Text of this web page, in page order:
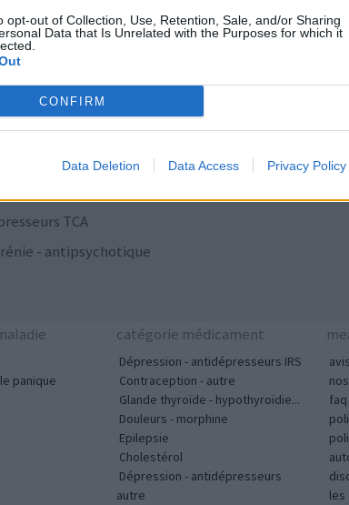
opt-out of Collection, Use, Retention, Sale, and/or Sharing
Data that Is Unrelated with the Purposes for which it
CONFIRM
Data Deletion Data Access Privacy Policy
- antipsychotique
oraux
TCA
- antipsychotique
panique
catégorie médicament
Dépression - antidépresseurs IRS
Contraception - autre
Glande thyroïde - hypothyroïdie...
Douleurs - morphine
Epilepsie
Cholestérol
Dépression - antidépresseurs
autre
faq
les